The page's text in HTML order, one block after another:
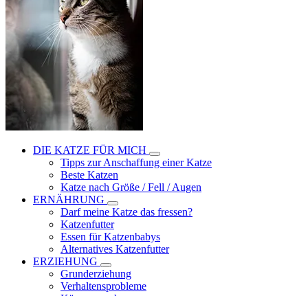
DIE KATZE FÜR MICH
Tipps zur Anschaffung einer Katze
Beste Katzen
Katze nach Größe / Fell / Augen
ERNÄHRUNG
Darf meine Katze das fressen?
Katzenfutter
Essen für Katzenbabys
Alternatives Katzenfutter
ERZIEHUNG
Grunderziehung
Verhaltensprobleme